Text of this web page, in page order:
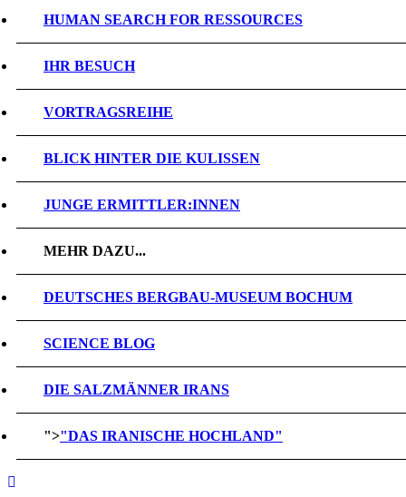
HUMAN SEARCH FOR RESSOURCES
IHR BESUCH
VORTRAGSREIHE
BLICK HINTER DIE KULISSEN
JUNGE ERMITTLER:INNEN
MEHR DAZU...
DEUTSCHES BERGBAU-MUSEUM BOCHUM
SCIENCE BLOG
DIE SALZMÄNNER IRANS
">"DAS IRANISCHE HOCHLAND"